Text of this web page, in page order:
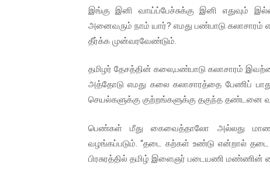
வடிவேலுவுக்கு நீதிமன்றம்
தியாகதீபம் லெப்.கேணல் திலீபன்,
ஐ.நா முன்றலில் சீரற்ற
இளையராஜா – கமல் அவசர
32 CM விநோத கன்றுக்குட்டி!
இங்கு இனி வாய்ப்பேச்சுக்கு இனி எதுவும்
அனைவரும் நாம் யார்? எமது பண்பாடு
தீர்க்க முன்வரவேண்டும்.
தமிழர் தேசத்தின் கலை,பண்பாடு கலாசாரம்
அத்தோடு எமது கலை கலாசாரத்தை பேணிப்
செயல்களுக்கு குற்றங்களுக்கு தகுந்த தண்டனை
பெண்கள் மீது கைவைத்தாலோ அல்லது
வழங்கப்படும். “தடை கற்கள் உண்டு என்றால் தடை
பிரசுரத்தில் தமிழ் இளைஞர் படையணி மண்ணின்